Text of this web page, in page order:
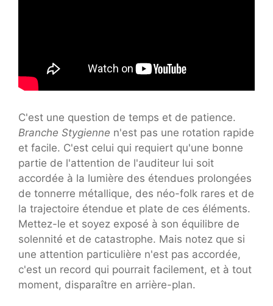
C'est une question de temps et de patience.
Branche Stygienne n'est pas une rotation rapide
et facile. C'est celui qui requiert qu'une bonne
partie de l'attention de l'auditeur lui soit
accordée à la lumière des étendues prolongées
de tonnerre métallique, des néo-folk rares et de
la trajectoire étendue et plate de ces éléments.
Mettez-le et soyez exposé à son équilibre de
solennité et de catastrophe. Mais notez que si
une attention particulière n'est pas accordée,
c'est un record qui pourrait facilement, et à tout
moment, disparaître en arrière-plan.